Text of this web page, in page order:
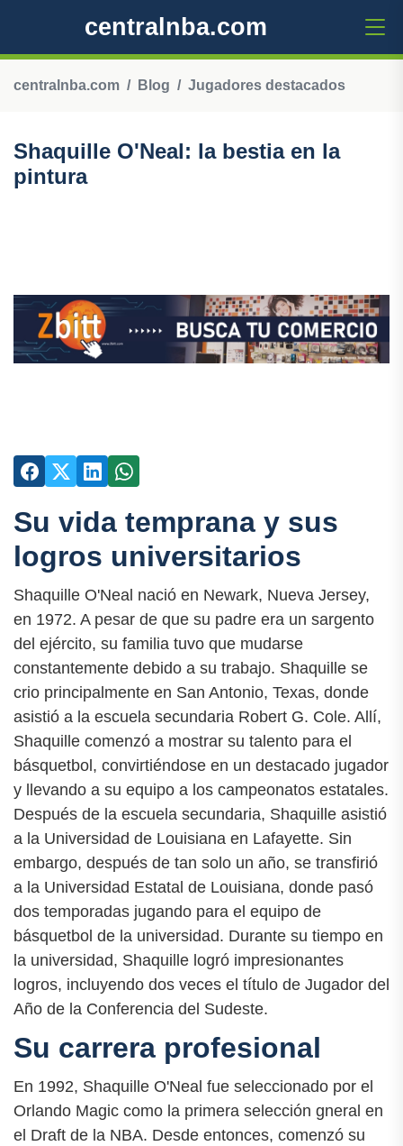
centralnba.com
centralnba.com Blog Jugadores destacados
Shaquille O'Neal: la bestia en la
pintura
Su vida temprana y sus
logros universitarios
Shaquille O'Neal nació en Newark, Nueva Jersey,
en 1972. A pesar de que su padre era un sargento
del ejército, su familia tuvo que mudarse
constantemente debido a su trabajo. Shaquille se
crio principalmente en San Antonio, Texas, donde
asistió a la escuela secundaria Robert G. Cole. Allí,
Shaquille comenzó a mostrar su talento para el
básquetbol, convirtiéndose en un destacado jugador
y llevando a su equipo a los campeonatos estatales.
Después de la escuela secundaria, Shaquille asistió
a la Universidad de Louisiana en Lafayette. Sin
embargo, después de tan solo un año, se transfirió
a la Universidad Estatal de Louisiana, donde pasó
dos temporadas jugando para el equipo de
básquetbol de la universidad. Durante su tiempo en
la universidad, Shaquille logró impresionantes
logros, incluyendo dos veces el título de Jugador del
Año de la Conferencia del Sudeste.
Su carrera profesional
En 1992, Shaquille O'Neal fue seleccionado por el
Orlando Magic como la primera selección gneral en
el Draft de la NBA. Desde entonces, comenzó su